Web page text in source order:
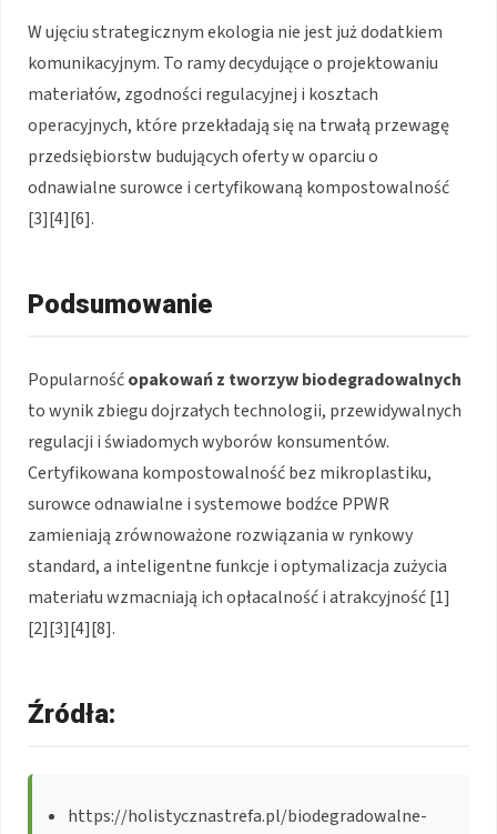
W ujęciu strategicznym ekologia nie jest już dodatkiem
komunikacyjnym. To ramy decydujące o projektowaniu
materiałów, zgodności regulacyjnej i kosztach
operacyjnych, które przekładają się na trwałą przewagę
przedsiębiorstw budujących oferty w oparciu o
odnawialne surowce i certyfikowaną kompostowalność
[3][4][6].
Podsumowanie
Popularnośćopakowań z tworzyw biodegradowalnych
to wynik zbiegu dojrzałych technologii, przewidywalnych
regulacji i świadomych wyborów konsumentów.
Certyfikowana kompostowalność bez mikroplastiku,
surowce odnawialne i systemowe bodźce PPWR
zamieniają zrównoważone rozwiązania w rynkowy
standard, a inteligentne funkcje i optymalizacja zużycia
materiału wzmacniają ich opłacalność i atrakcyjność [1]
[2][3][4][8].
Źródła:
https://holistycznastrefa.pl/biodegradowalne-